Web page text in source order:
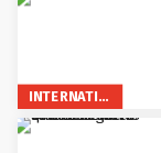
INTERNATIONAL